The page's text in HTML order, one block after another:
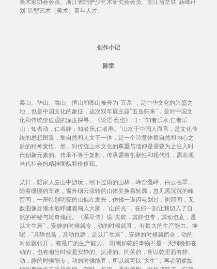
美术家协会会员、浙江省陆俨少艺术研究会会员、浙江省文联“新峰计
划”造型艺术（美术）青年人才。
创作小记
陈雷
泰山、华山、嵩山、恒山和衡山被誉为“五岳”，是中华文化的兴盛之
地，也是中国文化的象征，这次双年展主题“五岳归来”，是对中国文
化和传统价值观的深度探寻。《论语·雍也》曰：“知者乐水,仁者乐
山；知者动，仁者静；知者乐,仁者寿。”山水于中国人而言，是文化传
统的思想图景，集自然和人文于一体，是一个诗意体察自然和内心之
后的精神觉悟。然，对传统山水文化的尊重与信仰是需要为之注入时
代创新元素的。传承不等于复制，传承需有创新性和现代性，需表现
当代社会的精神面貌和价值观。
某日，陪家人去山中游玩，刚下过雨的山林，峰峦叠嶂、白云苍翠，
随着缓慢的车速，窗外烟云流转的山体变换着轮廓，忽见黑沉沉的峰
峦间，一座特别明亮的山似在发光，仿佛一道闪电划过，刹那间，无
数图像如潮水般呼啸着闯入大脑，“山的光”，在那一刻让我切入了自
然的神秘与雄奇瑰丽。《系辞传》说“夫乾，其静也专，其动也直，是
以大生焉”，安静的时候就专，动的时候就直， 有最大的生产能力。坤
呢，“其静也翕，其动也辟，是以广生焉”，安静的时候就闭合，动的
时候就张开， 有最广的生产能力。 阳刚如乾的事物不是一天到晚都在
动的，也有相当时候是安静的、沉潜的、闭关的，所以乾里面有静、
动，静的时候能专，动的时候能直，所以就可以“大生”；再者阴柔如